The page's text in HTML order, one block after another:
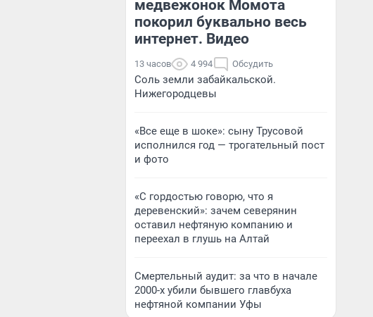
Дмитрий Алексеев
медвежонок Момота
покорил буквально весь
интернет. Видео
13 часов 4 994 Обсудить
Соль земли забайкальской.
Нижегородцевы
«Все еще в шоке»: сыну Трусовой
исполнился год — трогательный пост
и фото
«С гордостью говорю, что я
деревенский»: зачем северянин
оставил нефтяную компанию и
переехал в глушь на Алтай
Смертельный аудит: за что в начале
2000-х убили бывшего главбуха
нефтяной компании Уфы